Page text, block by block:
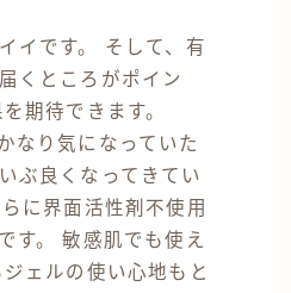
イです。 そして、有
くところがポイン
を期待できます。
なり気になっていた
ぶ良くなってきてい
に界面活性剤不使用
す。 敏感肌でも使え
ェルの使い心地もと